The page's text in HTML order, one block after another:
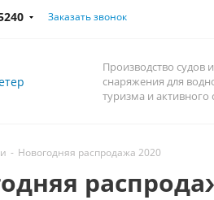
Заказать звонок
Производство судов и
снаряжения для
туризма и активного
- Новогодняя распродажа 2020